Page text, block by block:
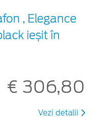
, Elegance
ieșit în
€ 306,80
Vezi detalii